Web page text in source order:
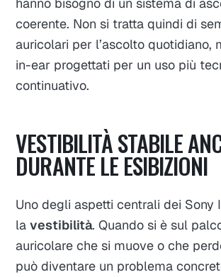
coerente. Non si tratta quindi di
auricolari per l’ascolto quotidiano,
in-ear progettati per un uso più
continuativo.
VESTIBILITÀ STABILE
DURANTE LE ESIBIZIONI
Uno degli aspetti centrali dei Sony
lavestibilità. Quando si è sul
auricolare che si muove o che
può diventare un problema